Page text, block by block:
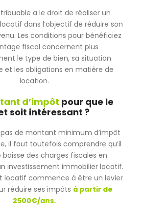
a le droit de réaliser un
dans l’objectif de réduire son
Les conditions pour bénéficiez
fiscal concernent plus
le type de bien, sa situation
et les obligations en matière de
location.
d’impôt pour que le
soit intéressant ?
pas de montant minimum d’impôt
il faut toutefois comprendre qu’il
baisse des charges fiscales en
investissement immobilier locatif.
locatif commence à être un levier
réduire ses impôts à partir de
2500€/ans.